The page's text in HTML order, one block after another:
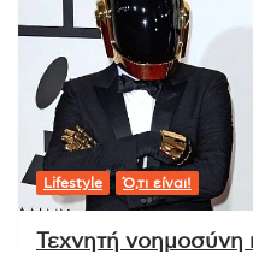
Lifestyle Ό,τι είναι!
Τεχνητή